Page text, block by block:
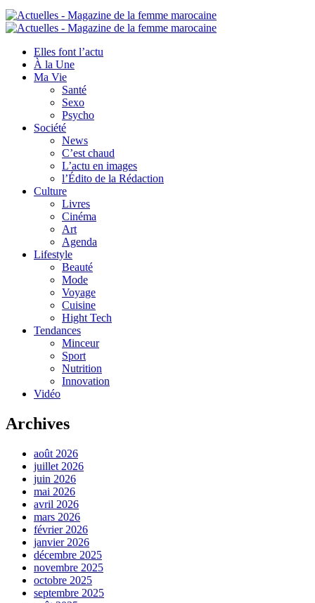
Elles font l’actu
À la Une
Ma Vie
Santé
Sexo
Psycho
Société
News
C’est chaud
L’actu en images
l’Édito de la Rédaction
Culture
Livres
Cinéma
Art
Agenda
Lifestyle
Beauté
Mode
Voyage
Cuisine
Hight Tech
Tendances
Minceur
Sport
Nutrition
Innovation
Vidéo
Archives
août 2026
juillet 2026
juin 2026
mai 2026
avril 2026
mars 2026
février 2026
janvier 2026
décembre 2025
novembre 2025
octobre 2025
septembre 2025